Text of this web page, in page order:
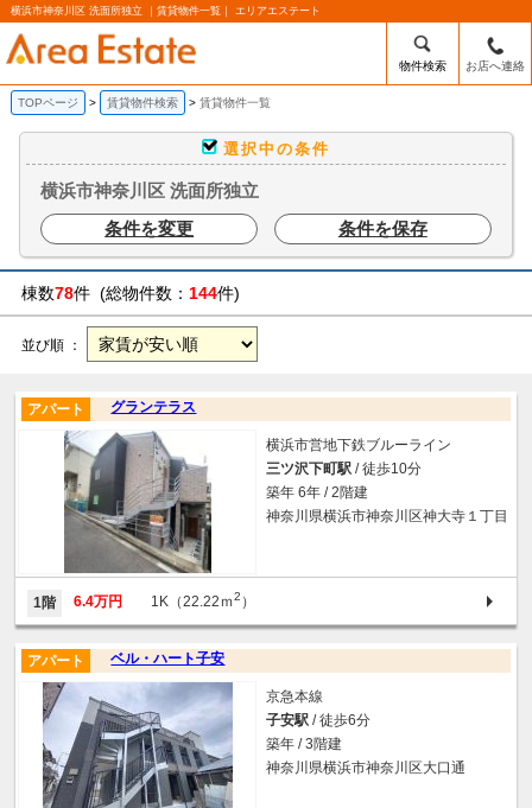
横浜市神奈川区 洗面所独立 ｜賃貸物件一覧｜ エリアエステート
物件検索 お店へ連絡
TOPページ 賃貸物件検索 賃貸物件一覧
選択中の条件
横浜市神奈川区 洗面所独立
条件を変更
条件を保存
棟数78件 (総物件数： 144件)
並び順 ：
グランテラス
アパート
横浜市営地下鉄ブルーライン
三ツ沢下町駅 / 徒歩10分
築年 6年 / 2階建
神奈川県横浜市神奈川区神大寺１丁目
1階 6.4万円 1K（22.22ｍ2 ）
ベル・ハート子安
アパート
京急本線
子安駅 / 徒歩6分
築年 / 3階建
神奈川県横浜市神奈川区大口通